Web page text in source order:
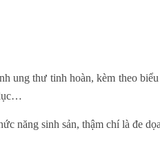
ung thư tinh hoàn, kèm theo
năng sinh sản, thậm chí là đe